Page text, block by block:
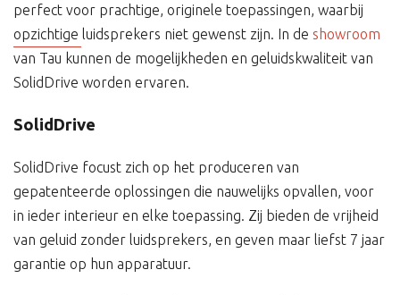
perfect voor prachtige, originele toepassingen, waarbij
opzichtige luidsprekers niet gewenst zijn. In de showroom
van Tau kunnen de mogelijkheden en geluidskwaliteit van
SolidDrive worden ervaren.
SolidDrive
SolidDrive focust zich op het produceren van
gepatenteerde oplossingen die nauwelijks opvallen, voor
in ieder interieur en elke toepassing. Zij bieden de vrijheid
van geluid zonder luidsprekers, en geven maar liefst 7 jaar
garantie op hun apparatuur.